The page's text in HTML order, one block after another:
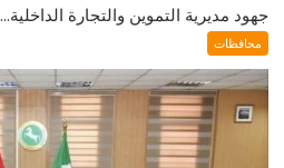
جهود مديرية التموين والتجارة الداخلية...
محافظات